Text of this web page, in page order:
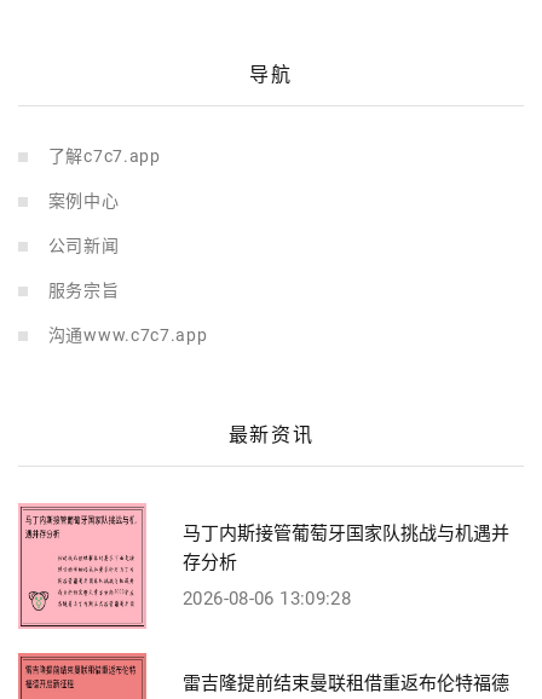
导航
了解c7c7.app
案例中心
公司新闻
服务宗旨
沟通www.c7c7.app
最新资讯
马丁内斯接管葡萄牙国家队挑战与机遇并
存分析
2026-08-06 13:09:28
雷吉隆提前结束曼联租借重返布伦特福德